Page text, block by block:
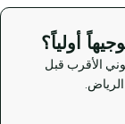
أولياً؟
الأقرب قبل